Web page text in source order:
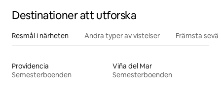
Destinationer att utforska
Resmål i närheten Andra typer av vistelser Främsta
Providencia
Semesterboenden
Viña del Mar
Semesterboenden